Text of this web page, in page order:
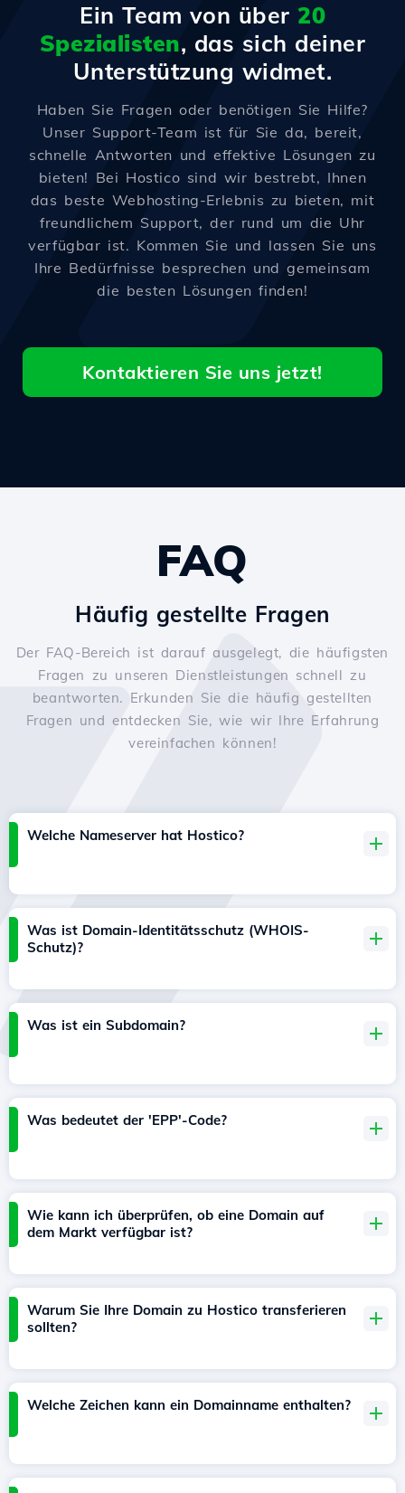
Ein Team von über 20
Spezialisten, das sich deiner
Unterstützung widmet.
Haben Sie Fragen oder benötigen Sie Hilfe?
Unser Support-Team ist für Sie da, bereit,
schnelle Antworten und effektive Lösungen zu
bieten! Bei Hostico sind wir bestrebt, Ihnen
das beste Webhosting-Erlebnis zu bieten, mit
freundlichem Support, der rund um die Uhr
verfügbar ist. Kommen Sie und lassen Sie uns
Ihre Bedürfnisse besprechen und gemeinsam
die besten Lösungen finden!
Kontaktieren Sie uns jetzt!
FAQ
Häufig gestellte Fragen
Der FAQ-Bereich ist darauf ausgelegt, die häufigsten
Fragen zu unseren Dienstleistungen schnell zu
beantworten. Erkunden Sie die häufig gestellten
Fragen und entdecken Sie, wie wir Ihre Erfahrung
vereinfachen können!
Welche Nameserver hat Hostico?
Was ist Domain-Identitätsschutz (WHOIS-
Schutz)?
Was ist ein Subdomain?
Was bedeutet der 'EPP'-Code?
Wie kann ich überprüfen, ob eine Domain auf
dem Markt verfügbar ist?
Warum Sie Ihre Domain zu Hostico transferieren
sollten?
Welche Zeichen kann ein Domainname enthalten?